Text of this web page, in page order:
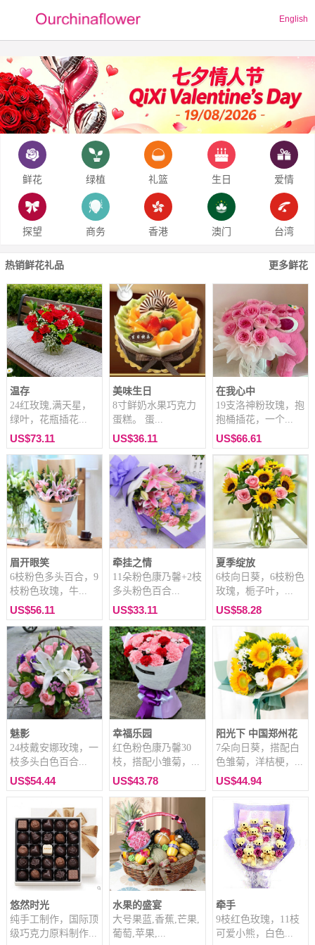
English
鲜花 绿植 礼篮 生日 爱情
探望 商务 香港 澳门 台湾
热销鲜花礼品 更多鲜花
温存
24红玫瑰,满天星，
绿叶，花瓶插花...
US$73.11
美味生日
8寸鲜奶水果巧克力
蛋糕。 蛋...
US$36.11
在我心中
19支洛神粉玫瑰，抱
抱桶插花，一个...
US$66.61
眉开眼笑
6枝粉色多头百合，9
枝粉色玫瑰，牛...
US$56.11
牵挂之情
11朵粉色康乃馨+2枝
多头粉色百合...
US$33.11
夏季绽放
6枝向日葵，6枝粉色
玫瑰，栀子叶，...
US$58.28
魅影
24枝戴安娜玫瑰，一
枝多头白色百合...
US$54.44
幸福乐园
红色粉色康乃馨30
枝，搭配小雏菊，...
US$43.78
阳光下 中国郑州花
7朵向日葵，搭配白
色雏菊，洋桔梗，...
US$44.94
悠然时光
纯手工制作，国际顶
级巧克力原料制作...
水果的盛宴
大号果蓝,香蕉,芒果,
葡萄,苹果,...
牵手
9枝红色玫瑰，11枝
可爱小熊，白色...